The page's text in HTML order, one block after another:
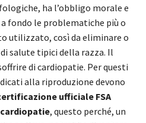
ha l’obbligo morale e
fondo le problematiche più o
utilizzato, così da eliminare o
salute tipici della razza. Il
di cardiopatie. Per questi
alla riproduzione devono
ufficiale FSA
, questo perché, un